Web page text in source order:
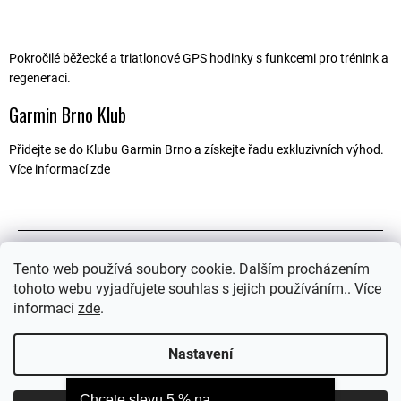
Tento web používá soubory cookie. Dalším procházením
tohoto webu vyjadřujete souhlas s jejich používáním.. Více
informací zde.
Nastavení
Pokročilé běžecké a triatlonové GPS hodinky s funkcemi pro trénink a
regeneraci.
Garmin Brno Klub
Přidejte se do Klubu Garmin Brno a získejte řadu exkluzivních výhod.
Více informací zde
Související soubory (2)